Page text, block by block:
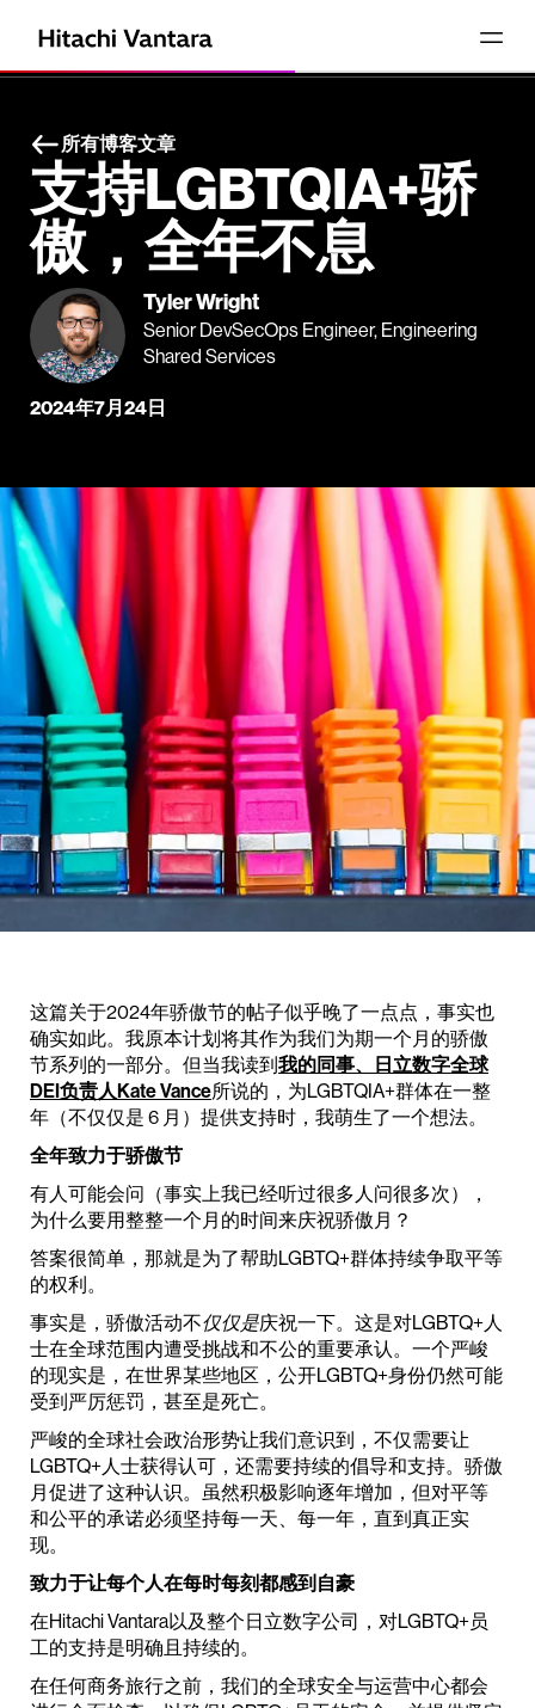
所有博客文章
支持LGBTQIA+骄
傲，全年不息
Tyler Wright
Senior DevSecOps Engineer, Engineering
Shared Services
2024年7月24日
这篇关于2024年骄傲节的帖子似乎晚了一点点，事实也
确实如此。我原本计划将其作为我们为期一个月的骄傲
节系列的一部分。但当我读到我的同事、日立数字全球
DEI负责人Kate Vance所说的，为LGBTQIA+群体在一整
年（不仅仅是 6 月）提供支持时，我萌生了一个想法。
全年致力于骄傲节
有人可能会问（事实上我已经听过很多人问很多次），
为什么要用整整一个月的时间来庆祝骄傲月？
答案很简单，那就是为了帮助LGBTQ+群体持续争取平等
的权利。
事实是，骄傲活动不仅仅是庆祝一下。这是对LGBTQ+人
士在全球范围内遭受挑战和不公的重要承认。一个严峻
的现实是，在世界某些地区，公开LGBTQ+身份仍然可能
受到严厉惩罚，甚至是死亡。
严峻的全球社会政治形势让我们意识到，不仅需要让
LGBTQ+人士获得认可，还需要持续的倡导和支持。骄傲
月促进了这种认识。虽然积极影响逐年增加，但对平等
和公平的承诺必须坚持每一天、每一年，直到真正实
现。
致力于让每个人在每时每刻都感到自豪
在Hitachi Vantara以及整个日立数字公司，对LGBTQ+员
工的支持是明确且持续的。
在任何商务旅行之前，我们的全球安全与运营中心都会